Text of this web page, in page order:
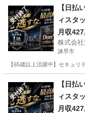
警備員
受付終了
【日払
ィスタ
施設警
駐施設
月収
株式会
諫早市
【65歳以上活躍中】セキュ
警備員
受付終了
【日払
ィスタ
施設警
月収